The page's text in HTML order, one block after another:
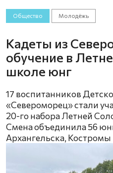
Общество Молодёжь
Кадеты из
обучение в
школе юнг
17 воспитанников
«Североморец» стали
20-го набора Летней
Смена объединила 56
Архангельска,